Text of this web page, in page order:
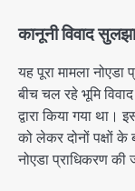
कानूनी विवाद
यह पूरा मामला
बीच चल रहे भूमि
द्वारा किया गया
को लेकर दोनों पक्षों
नोएडा प्राधिकरण की